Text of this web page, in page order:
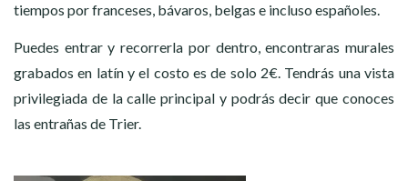
tiempos por franceses, bávaros, belgas e incluso españoles.
Puedes entrar y recorrerla por dentro, encontraras murales
grabados en latín y el costo es de solo 2€. Tendrás una vista
privilegiada de la calle principal y podrás decir que conoces
las entrañas de Trier.